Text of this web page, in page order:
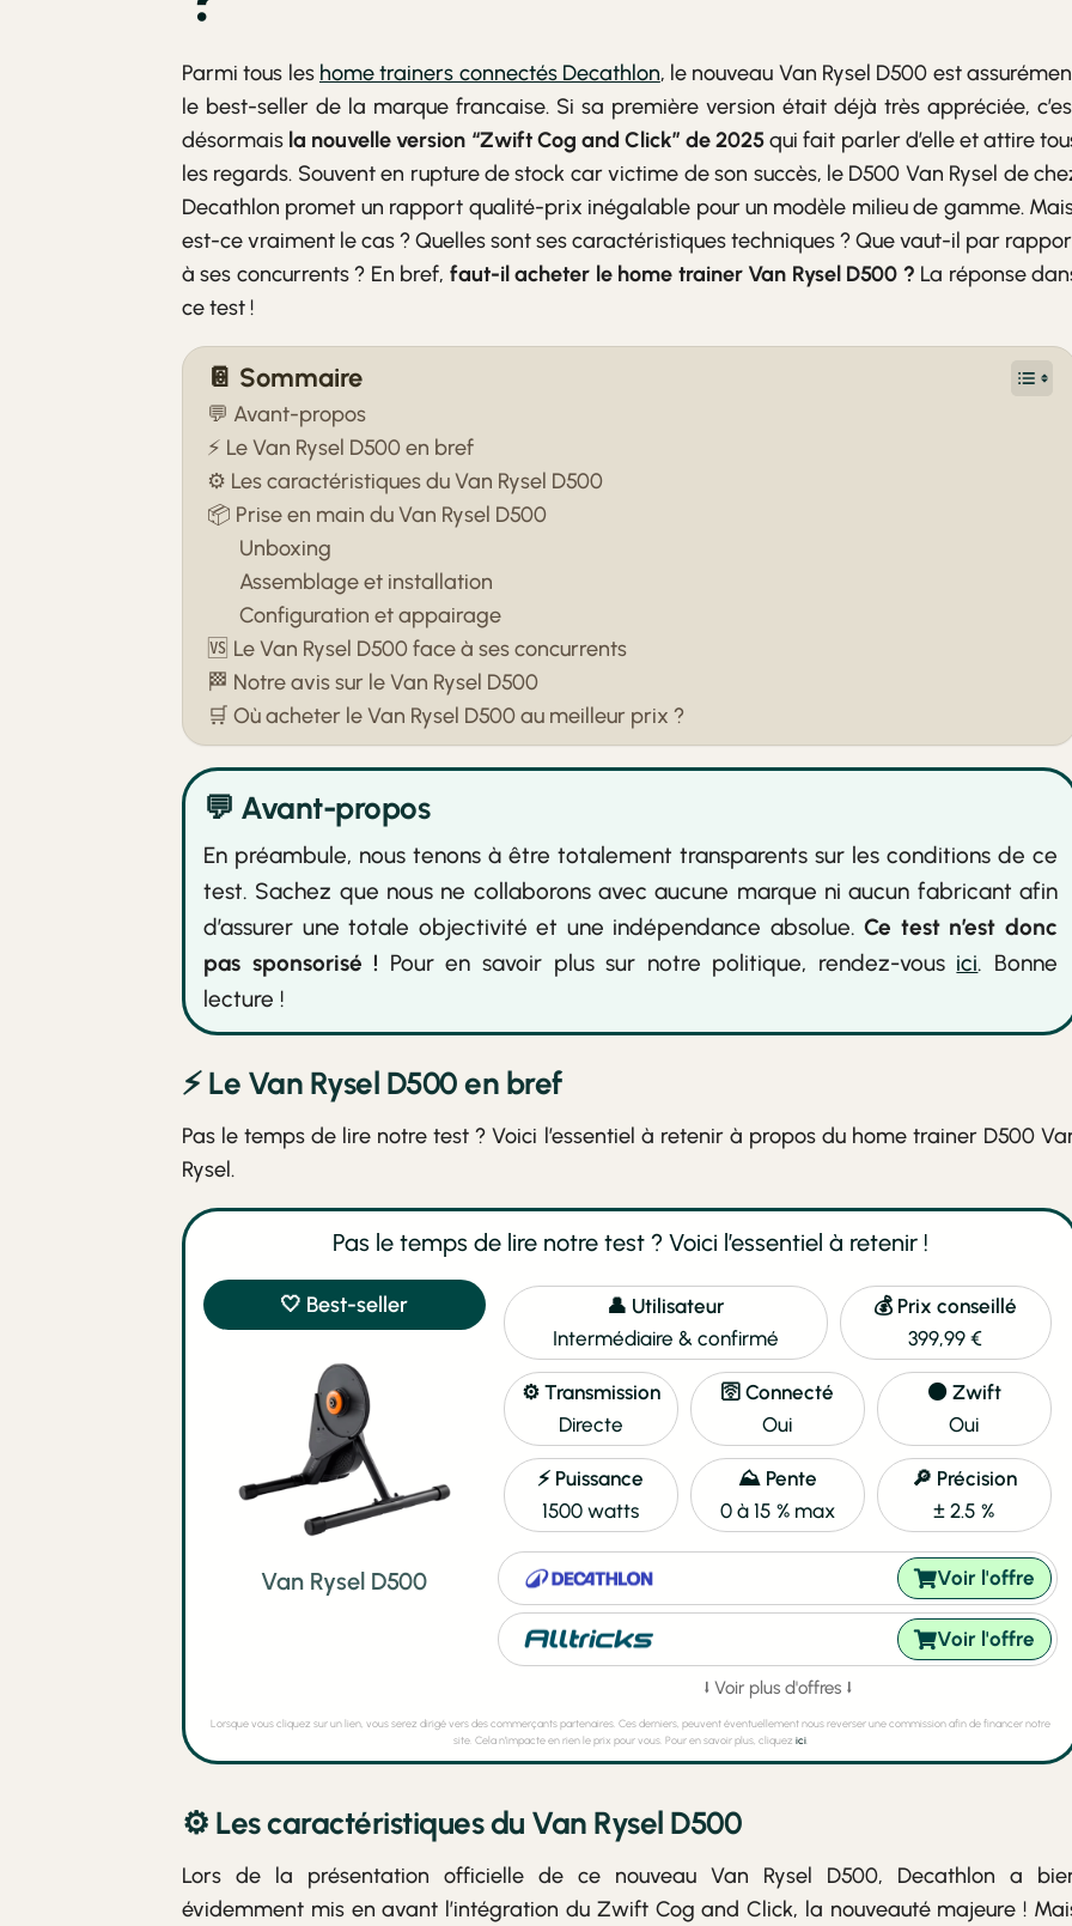
Parmi tous les home trainers connectés Decathlon, le nouveau Van Rysel D500 est
le best-seller de la marque francaise. Si sa première version était déjà très appréciée,
désormais la nouvelle version “Zwift Cog and Click” de 2025qui fait parler d’elle et attire
les regards. Souvent en rupture de stock car victime de son succès, le D500 Van Rysel de
Decathlon promet un rapport qualité-prix inégalable pour un modèle milieu de gamme.
est-ce vraiment le cas ? Quelles sont ses caractéristiques techniques ? Que vaut-il par
à ses concurrents ? En bref, faut-il acheter le home trainer Van Rysel D500 ? La réponse
ce test !
📔 Sommaire
💬 Avant-propos
⚡ Le Van Rysel D500 en bref
⚙️ Les caractéristiques du Van Rysel D500
📦 Prise en main du Van Rysel D500
Unboxing
Assemblage et installation
Configuration et appairage
🆚 Le Van Rysel D500 face à ses concurrents
🏁 Notre avis sur le Van Rysel D500
🛒 Où acheter le Van Rysel D500 au meilleur prix ?
💬 Avant-propos
En préambule, nous tenons à être totalement transparents sur les conditions de ce
test. Sachez que nous ne collaborons avec aucune marque ni aucun fabricant afin
d’assurer une totale objectivité et une indépendance absolue.Ce test n’est donc
pas sponsorisé ! Pour en savoir plus sur notre politique, rendez-vous ici. Bonne
lecture !
⚡ Le Van Rysel D500 en bref
Pas le temps de lire notre test ? Voici l’essentiel à retenir à propos du home trainer D500
Rysel.
Pas le temps de lire notre test ? Voici l’essentiel à retenir !
🤍 Best-seller
Van Rysel D500
👤 Utilisateur
Intermédiaire & confirmé
💰 Prix conseillé
399,99 €
⚙️ Transmission
Directe
🛜 Connecté
Oui
🟠 Zwift
Oui
⚡ Puissance
1500 watts
⛰️ Pente
0 à 15 % max
🔎 Précision
± 2.5 %
Voir l'offre
Voir l'offre
⭣ Voir plus d'offres ⭣
Lorsque vous cliquez sur un lien, vous serez dirigé vers des commerçants partenaires. Ces derniers, peuvent éventuellement nous reverser une commission afin de financer notre
site. Cela n’impacte en rien le prix pour vous. Pour en savoir plus, cliquez ici.
⚙️ Les caractéristiques du Van Rysel D500
Lors de la présentation officielle de ce nouveau Van Rysel D500, Decathlon a
évidemment mis en avant l’intégration du Zwift Cog and Click, la nouveauté majeure !